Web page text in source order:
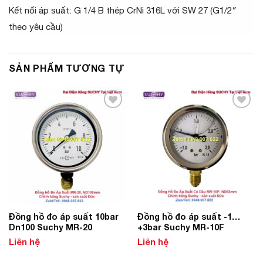
Kết nối áp suất: G 1/4 B thép CrNi 316L với SW 27 (G1/2″
theo yêu cầu)
SẢN PHẨM TƯƠNG TỰ
Wishlist
Đồng hồ đo áp suất 10bar
Dn100 Suchy MR-20
Liên hệ
Wishlist
Đồng hồ đo áp suất -1…
+3bar Suchy MR-10F
Liên hệ